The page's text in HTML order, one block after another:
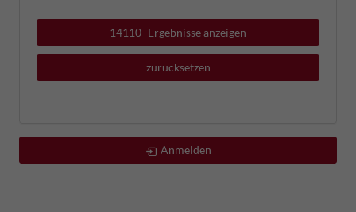
14110 Ergebnisse anzeigen
zurücksetzen
Anmelden